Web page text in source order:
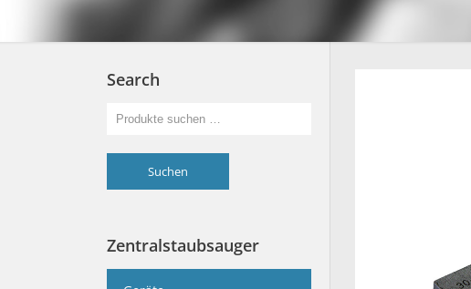
Search
Suchen
Zentralstaubsauger